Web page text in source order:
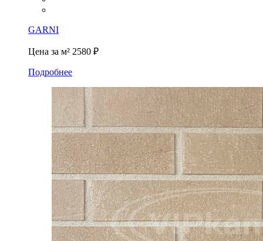
GARNI
Цена за м² 2580 ₽
Подробнее